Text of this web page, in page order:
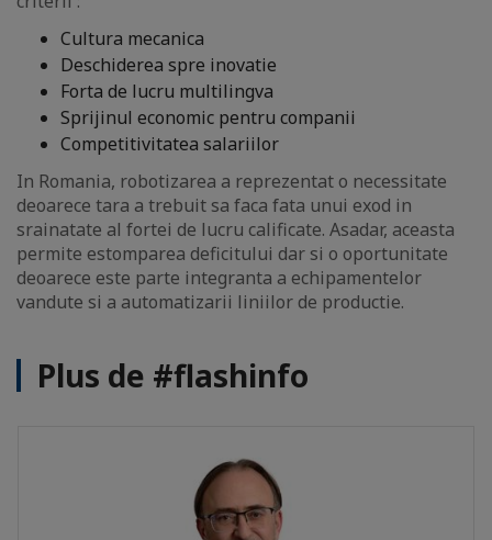
Cultura mecanica
Deschiderea spre inovatie
Forta de lucru multilingva
Sprijinul economic pentru companii
Competitivitatea salariilor
In Romania, robotizarea a reprezentat o necessitate
deoarece tara a trebuit sa faca fata unui exod in
srainatate al fortei de lucru calificate. Asadar, aceasta
permite estomparea deficitului dar si o oportunitate
deoarece este parte integranta a echipamentelor
vandute si a automatizarii liniilor de productie.
Plus de #flashinfo